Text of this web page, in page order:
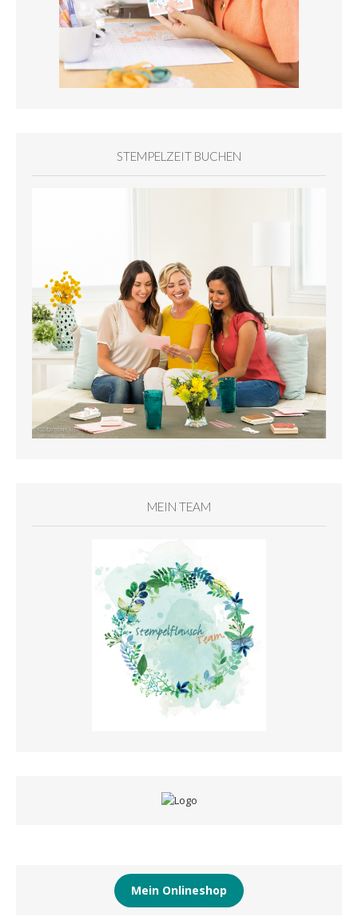
STEMPELZEIT BUCHEN
MEIN TEAM
Mein Onlineshop